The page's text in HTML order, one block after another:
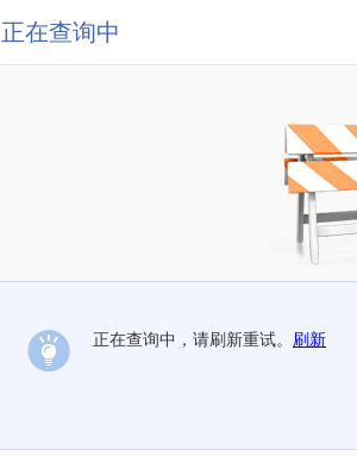
正在查询中
正在查询中，请刷新重试。 刷新